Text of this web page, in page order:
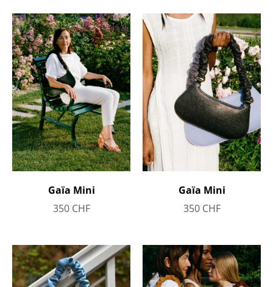
Gaïa Mini
350 CHF
Gaïa Mini
350 CHF